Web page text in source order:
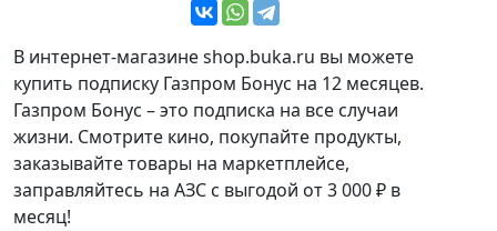
В интернет-магазине shop.buka.ru вы можете
купить подписку Газпром Бонус на 12 месяцев.
Газпром Бонус – это подписка на все случаи
жизни. Смотрите кино, покупайте продукты,
заказывайте товары на маркетплейсе,
заправляйтесь на АЗС с выгодой от 3 000 ₽ в
месяц!